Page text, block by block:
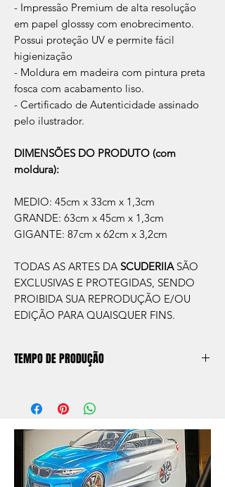
- Impressão Premium de alta resolução
em papel glosssy com enobrecimento.
Possui proteção UV e permite fácil
higienização
- Moldura em madeira com pintura preta
fosca com acabamento liso.
- Certificado de Autenticidade assinado
pelo ilustrador.
DIMENSÕES DO PRODUTO (com
moldura):
MEDIO: 45cm x 33cm x 1,3cm
GRANDE: 63cm x 45cm x 1,3cm
GIGANTE: 87cm x 62cm x 3,2cm
TODAS AS ARTES DA SCUDERIIA SÃO
EXCLUSIVAS E PROTEGIDAS, SENDO
PROIBIDA SUA REPRODUÇÃO E/OU
EDIÇÃO PARA QUAISQUER FINS.
TEMPO DE PRODUÇÃO
aprox. 5 dias úteis, após a confirmação de
compra.
Após a produçao, seguimos com o envio
no endereço que nos for informado na
compra ou disponibilizaremos para retirada
caso seja sua opção de compra.